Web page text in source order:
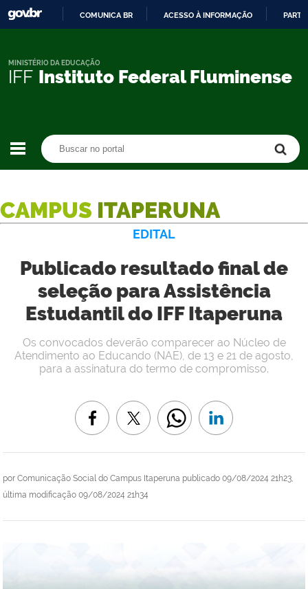
CONTEÚDO
COMUNICA BR ACESSO À INFORMAÇÃO
IFF Instituto Federal Fluminense
MINISTÉRIO DA EDUCAÇÃO
CAMPUS ITAPERUNA
EDITAL
Publicado resultado final de
seleção para Assistência
Estudantil do IFF Itaperuna
por Comunicação Social do Campus Itaperuna publicado 09/08/2024 21h23,
última modificação 09/08/2024 21h34
Os convocados deverão comparecer ao Núcleo de
Atendimento ao Educando (NAE), de 13 e 21 de agosto,
para a assinatura do termo de compromisso.